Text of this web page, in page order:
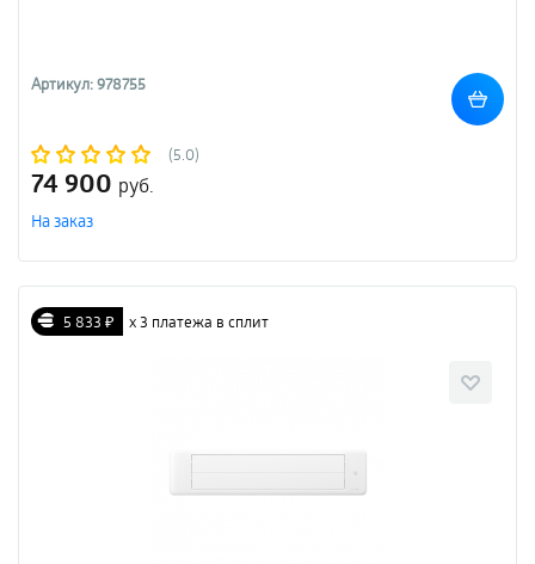
Артикул: 978755
(5.0)
74 900 руб.
На заказ
5 833 ₽ х 3 платежа в сплит